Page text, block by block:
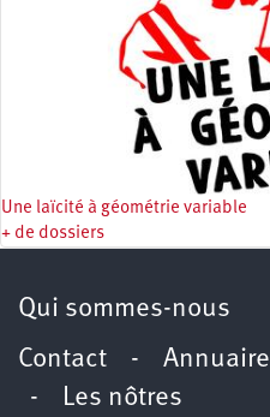
Une laïcité à géométrie variable
+ de dossiers
Qui sommes-nous
Contact - Annuaire
- Les nôtres